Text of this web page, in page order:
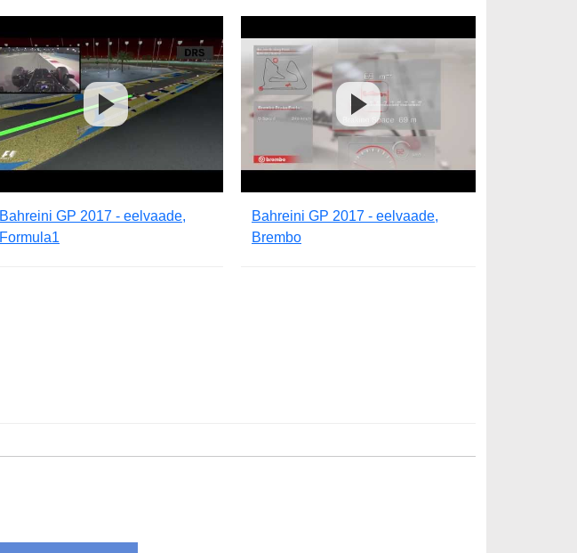
Bahreini GP 2017 - eelvaade,
Formula1
Bahreini GP 2017 - eelvaade,
Brembo